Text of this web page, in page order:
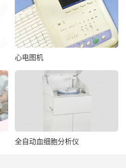
心电图机
全自动血细胞分析仪